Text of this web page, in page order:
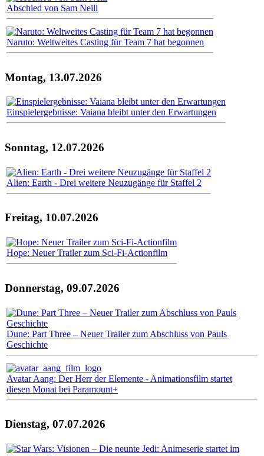
Abschied von Sam Neill
Naruto: Weltweites Casting für Team 7 hat begonnen
Montag, 13.07.2026
Einspielergebnisse: Vaiana bleibt unter den Erwartungen
Sonntag, 12.07.2026
Alien: Earth - Drei weitere Neuzugänge für Staffel 2
Freitag, 10.07.2026
Hope: Neuer Trailer zum Sci-Fi-Actionfilm
Donnerstag, 09.07.2026
Dune: Part Three – Neuer Trailer zum Abschluss von Pauls
Geschichte
Avatar Aang: Der Herr der Elemente - Animationsfilm startet
diesen Monat bei Paramount+
Dienstag, 07.07.2026